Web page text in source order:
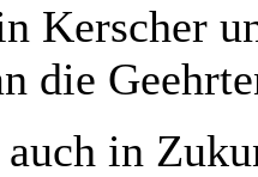
Kerscher
die
in